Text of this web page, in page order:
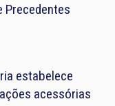
Precedentes
estabelece
acessórias